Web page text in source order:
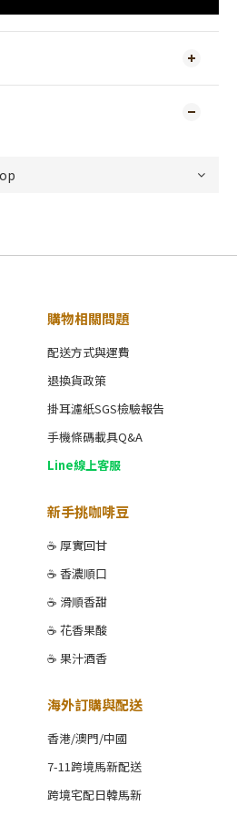
購物相關問題
配送方式與運費
退換貨政策
掛耳濾紙SGS檢驗報告
手機條碼載具Q&A
Line線上客服
新手挑咖啡豆
☕ 厚實回甘
☕ 香濃順口
☕ 滑順香甜
☕ 花香果酸
☕ 果汁酒香
海外訂購與配送
香港/澳門/中國
7-11跨境馬新配送
跨境宅配日韓馬新